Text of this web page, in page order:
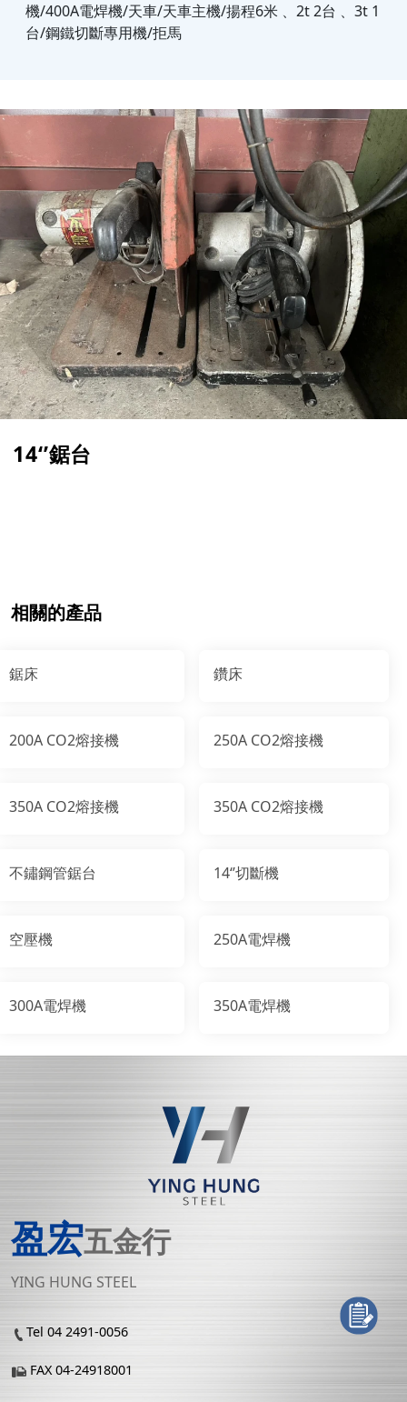
機/400A電焊機/天車/天車主機/揚程6米 、2t 2台 、3t 1
台/鋼鐵切斷專用機/拒馬
14‘’鋸台
相關的產品
鋸床 鑽床
200A CO2熔接機 250A CO2熔接機
350A CO2熔接機 350A CO2熔接機
不鏽鋼管鋸台 14‘’切斷機
空壓機 250A電焊機
300A電焊機 350A電焊機
盈宏五金行
YING HUNG STEEL
Tel 04 2491-0056
FAX 04-24918001